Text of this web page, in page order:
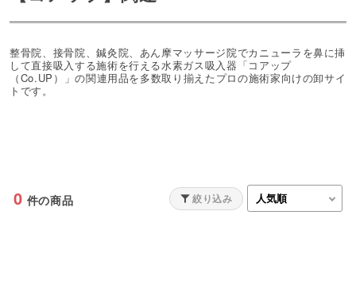
整骨院、接骨院、鍼灸院、あん摩マッサージ院でカニューラを鼻に挿
して直接吸入する施術を行える水素ガス吸入器「コアップ
（Co.UP）」の関連用品を多数取り揃えたプロの施術家向けの卸サイ
トです。
0 件の商品 絞り込み